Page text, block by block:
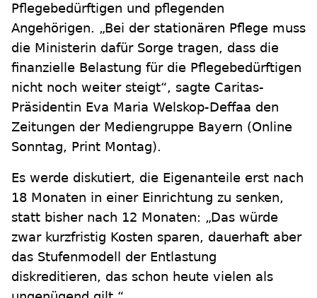
Pflegebedürftigen und pflegenden
Angehörigen. „Bei der stationären Pflege muss
die Ministerin dafür Sorge tragen, dass die
finanzielle Belastung für die Pflegebedürftigen
nicht noch weiter steigt“, sagte Caritas-
Präsidentin Eva Maria Welskop-Deffaa den
Zeitungen der Mediengruppe Bayern (Online
Sonntag, Print Montag).
Es werde diskutiert, die Eigenanteile erst nach
18 Monaten in einer Einrichtung zu senken,
statt bisher nach 12 Monaten: „Das würde
zwar kurzfristig Kosten sparen, dauerhaft aber
das Stufenmodell der Entlastung
diskreditieren, das schon heute vielen als